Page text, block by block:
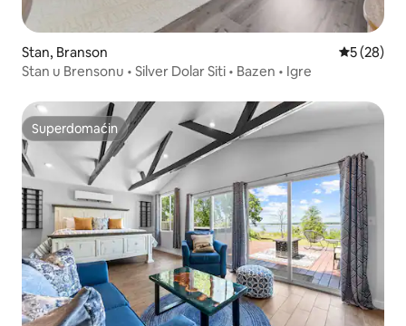
Stan, Branson Prosečna
5 (28)
Stan u Brensonu • Silver Dolar Siti • Bazen • Igre
Superdomaćin
Superdomaćin